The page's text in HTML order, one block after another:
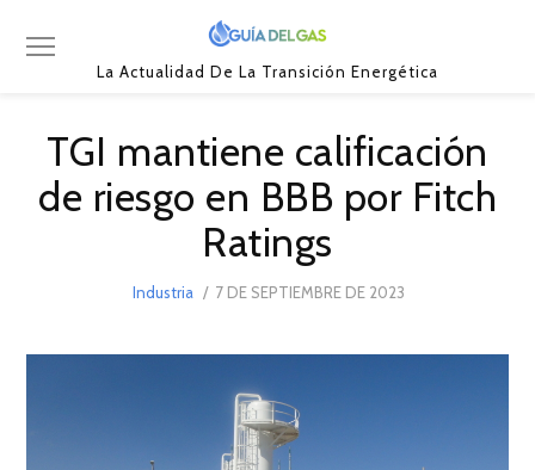
La Actualidad De La Transición Energética
TGI mantiene calificación
de riesgo en BBB por Fitch
Ratings
Industria
POSTED
7 DE SEPTIEMBRE DE 2023